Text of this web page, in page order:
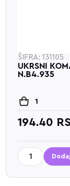
ŠIFRA: 131105
UKRSNI
N.B4.935
1
194.40